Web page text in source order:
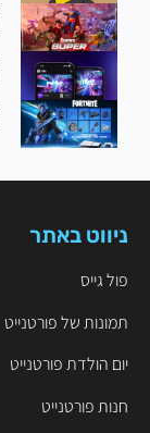
ניווט באתר
פול גייס
תמונות של פורטנייט
יום הולדת פורטנייט
חנות פורטנייט